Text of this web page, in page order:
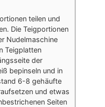
teilen und
Die Teigportionen
Nudelmaschine
Teigplatten
der
bepinseln und in
6-8 gehäufte
und etwas
Seiten